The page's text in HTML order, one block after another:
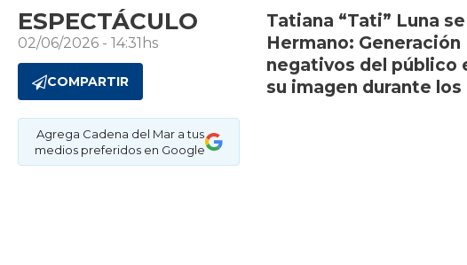
ESPECTÁCULO
02/06/2026 - 14:31hs
COMPARTIR
Agrega Cadena del Mar a tus
medios preferidos en Google
Tatiana “Tati” Luna
Hermano:
negativos del público
su imagen durante